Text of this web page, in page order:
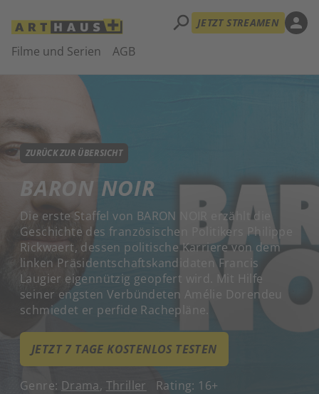
Filme und Serien AGB
search JETZT STREAMEN person
ZURÜCK ZUR ÜBERSICHT
BARON NOIR
Die erste Staffel von BARON NOIR erzählt die
Geschichte des französischen Politikers Philippe
Rickwaert, dessen politische Karriere von dem
linken Präsidentschaftskandidaten Francis
Laugier eigennützig geopfert wird. Mit Hilfe
seiner engsten Verbündeten Amélie Dorendeu
schmiedet er perfide Rachepläne.
JETZT 7 TAGE KOSTENLOS TESTEN
Genre: Drama, Thriller Rating: 16+